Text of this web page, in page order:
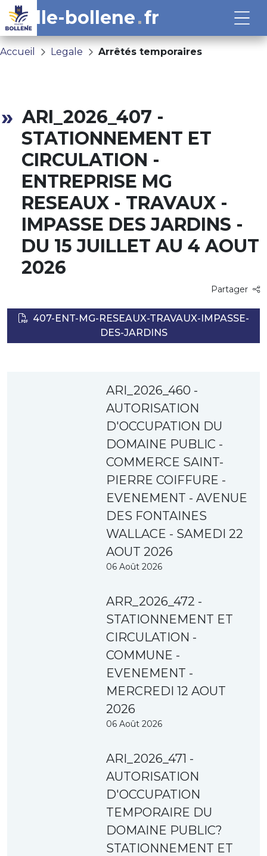
ville-bollene fr
Accueil Legale Arrêtés temporaires
ARI_2026_407 -
STATIONNEMENT ET
CIRCULATION -
ENTREPRISE MG
RESEAUX - TRAVAUX -
IMPASSE DES JARDINS -
DU 15 JUILLET AU 4 AOUT
2026
Partager
407-ENT-MG-RESEAUX-TRAVAUX-IMPASSE-
DES-JARDINS
ARI_2026_460 -
AUTORISATION
D'OCCUPATION DU
DOMAINE PUBLIC -
COMMERCE SAINT-
PIERRE COIFFURE -
EVENEMENT - AVENUE
DES FONTAINES
WALLACE - SAMEDI 22
AOUT 2026
06 Août 2026
ARR_2026_472 -
STATIONNEMENT ET
CIRCULATION -
COMMUNE -
EVENEMENT -
MERCREDI 12 AOUT
2026
06 Août 2026
ARI_2026_471 -
AUTORISATION
D'OCCUPATION
TEMPORAIRE DU
DOMAINE PUBLIC?
STATIONNEMENT ET